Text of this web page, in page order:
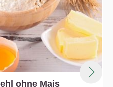
ohne Mais